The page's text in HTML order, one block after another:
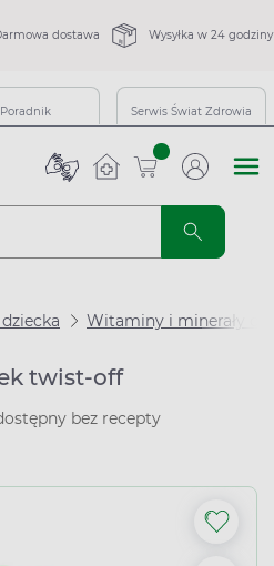
dostawa Wysyłka w 24 godziny
Poradnik Serwis Świat Zdrowia
sztuk
Witaminy i minerały
twist-off
bez recepty